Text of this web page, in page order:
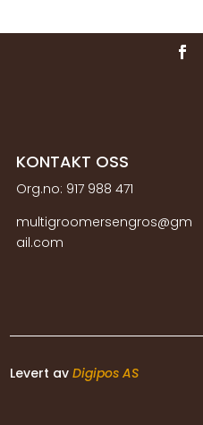
KONTAKT OSS
Org.no: 917 988 471
multigroomersengros@gm
ail.com
Levert avDigipos AS